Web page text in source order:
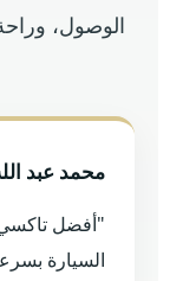
الوصول،
محمد عبد
"أفضل
السيارة